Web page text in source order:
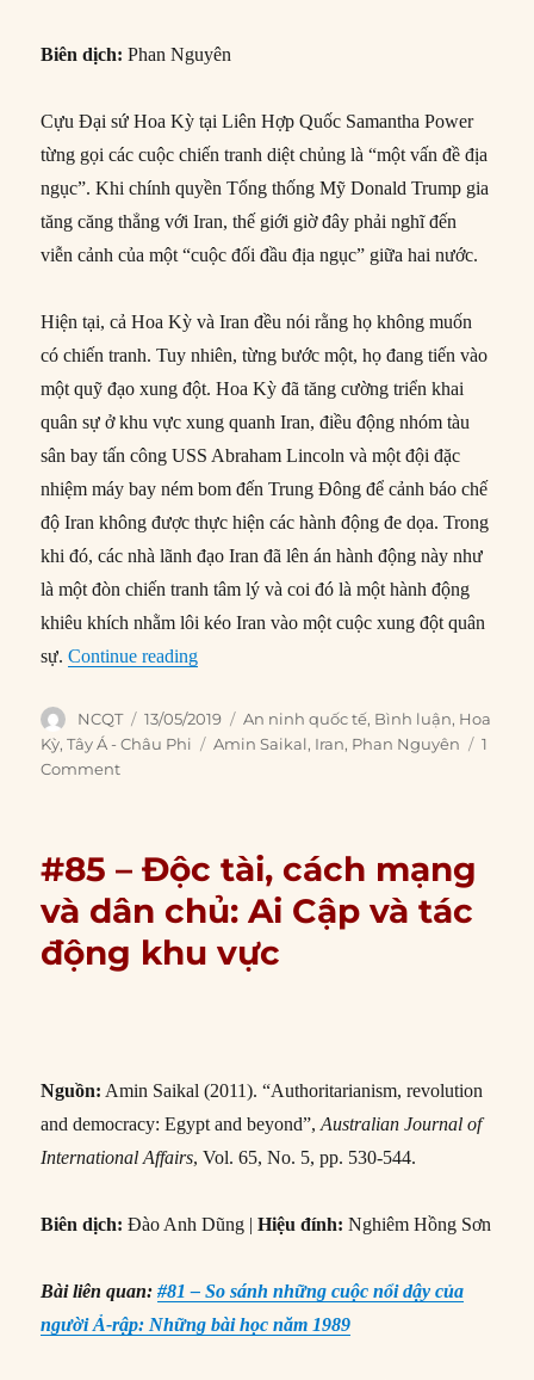
Biên dịch:Phan Nguyên
Cựu Đại sứ Hoa Kỳ tại Liên Hợp Quốc Samantha Power
từng gọi các cuộc chiến tranh diệt chủng là “một vấn đề địa
ngục”. Khi chính quyền Tổng thống Mỹ Donald Trump gia
tăng căng thẳng với Iran, thế giới giờ đây phải nghĩ đến
viễn cảnh của một “cuộc đối đầu địa ngục” giữa hai nước.
Hiện tại, cả Hoa Kỳ và Iran đều nói rằng họ không muốn
có chiến tranh. Tuy nhiên, từng bước một, họ đang tiến vào
một quỹ đạo xung đột. Hoa Kỳ đã tăng cường triển khai
quân sự ở khu vực xung quanh Iran, điều động nhóm tàu
sân bay tấn công USS Abraham Lincoln và một đội đặc
nhiệm máy bay ném bom đến Trung Đông để cảnh báo chế
độ Iran không được thực hiện các hành động đe dọa. Trong
khi đó, các nhà lãnh đạo Iran đã lên án hành động này như
là một đòn chiến tranh tâm lý và coi đó là một hành động
khiêu khích nhằm lôi kéo Iran vào một cuộc xung đột quân
sự.Continue reading“Viễn cảnh địa ngục của chiến tranh Mỹ –
Author
NCQT
Posted
on
13/05/2019 Categories
An ninh quốc tế, Bình luận, Hoa
Kỳ,Tây Á - Châu Phi Tags
Amin Saikal, Iran, Phan Nguyên
1
Comment
#85 – Độc tài, cách mạng
và dân chủ: Ai Cập và tác
động khu vực
Nguồn: Amin Saikal (2011). “Authoritarianism, revolution
and democracy: Egypt and beyond”,Australian Journal of
International Affairs, Vol. 65, No. 5, pp. 530-544.
Biên dịch: Đào Anh Dũng |Hiệu đính: Nghiêm Hồng Sơn
Bài liên quan:#81 – So sánh những cuộc nổi dậy của
người Ả-rập: Những bài học năm 1989